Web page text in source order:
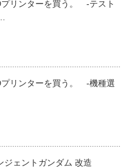
プリンターを買う。 -テスト
プリンターを買う。 -機種選
ジェントガンダム 改造